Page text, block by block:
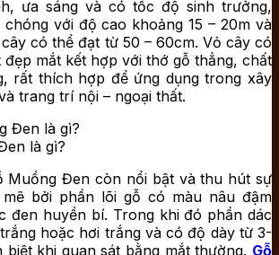
ưa sáng và có tốc độ sinh trưởng,
với độ cao khoảng 15 – 20m và
có thể đạt từ 50 – 60cm. Vỏ cây có
đẹp mắt kết hợp với thớ gỗ thẳng, chất
rất thích hợp để ứng dụng trong xây
trang trí nội – ngoại thất.
là gì?
Muồng Đen còn nổi bật và thu hút sự
bởi phần lõi gỗ có màu nâu đậm
đen huyền bí. Trong khi đó phần dác
hoặc hơi trắng và có độ dày từ 3-
biệt khi quan sát bằng mắt thường. Gỗ